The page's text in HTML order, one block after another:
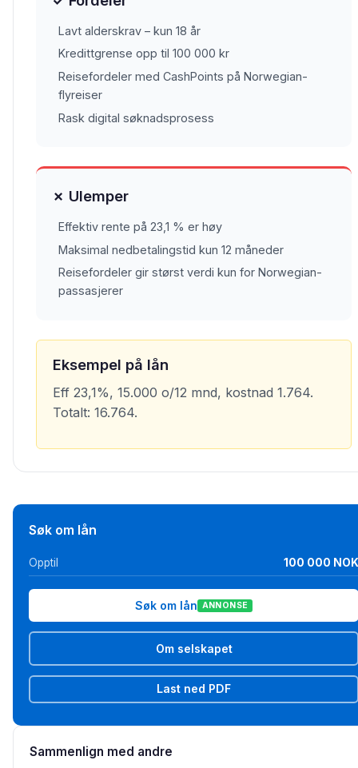
Lavt alderskrav – kun 18 år
Kredittgrense opp til 100 000 kr
Reisefordeler med CashPoints på Norwegian-
flyreiser
Rask digital søknadsprosess
✗ Ulemper
Effektiv rente på 23,1 % er høy
Maksimal nedbetalingstid kun 12 måneder
Reisefordeler gir størst verdi kun for Norwegian-
passasjerer
Eksempel på lån
Eff 23,1%, 15.000 o/12 mnd, kostnad 1.764.
Totalt: 16.764.
Søk om lån
Opptil 100 000 NOK
Søk om lån ANNONSE
Om selskapet
Last ned PDF
Sammenlign med andre